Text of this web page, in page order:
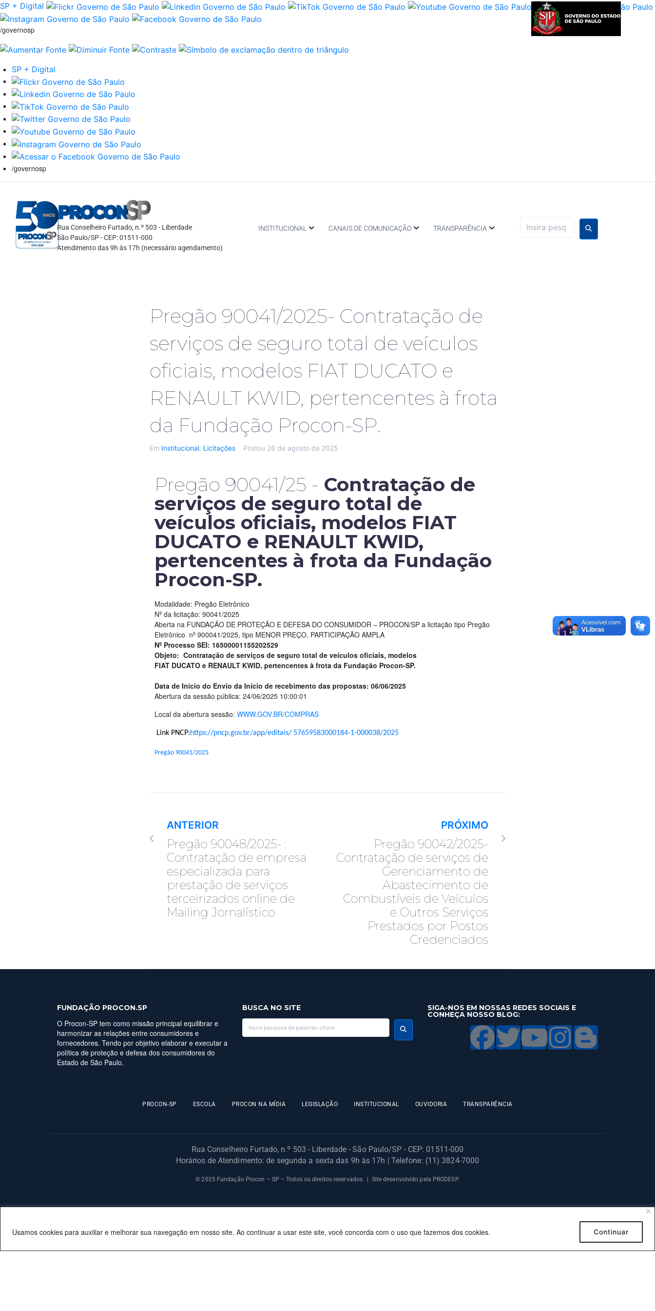
Usamos cookies para auxiliar e melhorar sua navegação em nosso site. Ao continuar a usar este site, você concorda com o uso que fazemos dos cookies. Continuar
SP + Digital
/governosp
SP + Digital
/governosp
Rua Conselheiro Furtado, n.º 503 - Liberdade
São Paulo/SP - CEP: 01511-000
Atendimento das 9h às 17h (necessário agendamento)
INSTITUCIONAL CANAIS DE COMUNICAÇÃO TRANSPARÊNCIA
Pregão 90041/2025- Contratação de
serviços de seguro total de veículos
oficiais, modelos FIAT DUCATO e
RENAULT KWID, pertencentes à frota
da Fundação Procon-SP.
Em Institucional, Licitações Postou 28 de agosto de 2025
Pregão 90041/25 - Contratação de
serviços de seguro total de
veículos oficiais, modelos FIAT
DUCATO e RENAULT KWID,
pertencentes à frota da Fundação
Procon-SP.
Modalidade: Pregão Eletrônico
Nº da licitação: 90041/2025
Aberta na FUNDAÇÃO DE PROTEÇÃO E DEFESA DO CONSUMIDOR – PROCON/SP a licitação tipo Pregão
Eletrônico nº 900041/2025, tipo MENOR PREÇO, PARTICIPAÇÃO AMPLA
Nº Processo SEI: 16500001155202529
Objeto: Contratação de serviços de seguro total de veículos oficiais, modelos
FIAT DUCATO e RENAULT KWID, pertencentes à frota da Fundação Procon-SP.
Data de Início do Envio da Início de recebimento das propostas: 06/06/2025
Abertura da sessão pública: 24/06/2025 10:00:01
Local da abertura sessão: WWW.GOV.BR/COMPRAS
Link PNCP:https://pncp.gov.br/app/editais/ 57659583000184-1-000038/2025
Pregão 90041/2025
ANTERIOR
Pregão 90048/2025- :
Contratação de empresa
especializada para
prestação de serviços
terceirizados online de
Mailing Jornalístico
PRÓXIMO
Pregão 90042/2025-
Contratação de serviços de
Gerenciamento de
Abastecimento de
Combustíveis de Veículos
e Outros Serviços
Prestados por Postos
Credenciados
FUNDAÇÃO PROCON.SP
O Procon-SP tem como missão principal equilibrar e
harmonizar as relações entre consumidores e
fornecedores. Tendo por objetivo elaborar e executar a
política de proteção e defesa dos consumidores do
Estado de São Paulo.
BUSCA NO SITE SIGA-NOS EM NOSSAS REDES SOCIAIS E
CONHEÇA NOSSO BLOG:
PROCON-SP ESCOLA PROCON NA MÍDIA LEGISLAÇÃO INSTITUCIONAL OUVIDORIA TRANSPARÊNCIA
Rua Conselheiro Furtado, n.º 503 - Liberdade - São Paulo/SP - CEP: 01511-000
Horários de Atendimento: de segunda a sexta das 9h às 17h | Telefone: (11) 3824-7000
© 2025 Fundação Procon – SP – Todos os direitos reservados. | Site desenvolvido pela PRODESP.
OUVIDORIA
TRANSPARÊNCIA